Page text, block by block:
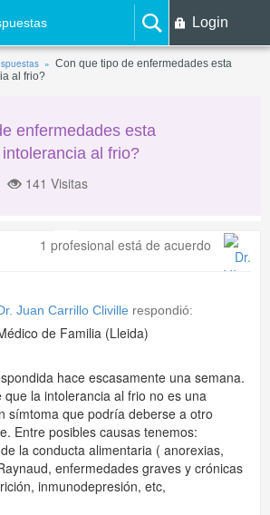
Login
Con que tipo de enfermedades esta
al frio?
enfermedades esta
al frio?
141 Visitas
1 profesional está de acuerdo
Juan Carrillo Cliville respondió:
de Familia (Lleida)
hace escasamente una semana.
que la intolerancia al frio no es una
símtoma que podría deberse a otro
Entre posibles causas tenemos:
la conducta alimentaria ( anorexias,
enfermedades graves y crónicas
inmunodepresión, etc,